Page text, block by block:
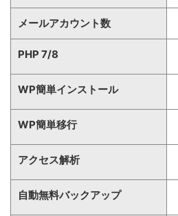
メールアカウント数
PHP 7/8
WP簡単インストール
WP簡単移行
アクセス解析
自動無料バックアップ